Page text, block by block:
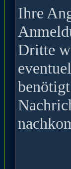
Ihre
Dritte